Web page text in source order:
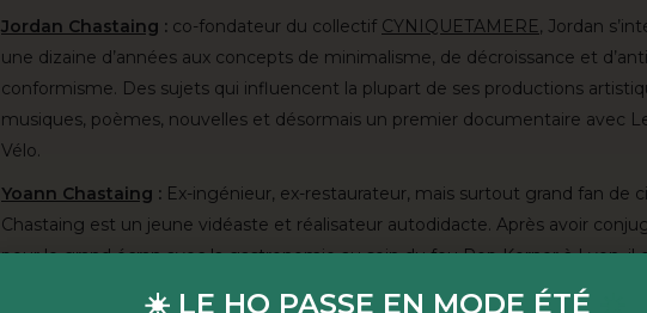
Jordan Chastaing : co-fondateur du collectif CYNIQUETAMERE, Jordan
une dizaine d’années aux concepts de minimalisme, de décroissance et
conformisme. Des sujets qui influencent la plupart de ses productions
musiques, poèmes, nouvelles et désormais un premier documentaire avec
Vélo.
Yoann Chastaing : Ex-ingénieur, ex-restaurateur, mais surtout grand fan de
Chastaing est un jeune vidéaste et réalisateur autodidacte. Après avoir
pour le grand écran avec la gastronomie au sein du feu Pop Korner à Lyon, il
passer derrière la caméra. En 2023, il co-réalise son premier documentaire Les
☀️ LE HO PASSE EN MODE ÉTÉ